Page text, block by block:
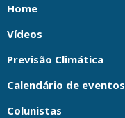
Home
Vídeos
Previsão Climática
Calendário de eventos
Colunistas